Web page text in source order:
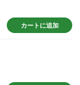
カートに追加